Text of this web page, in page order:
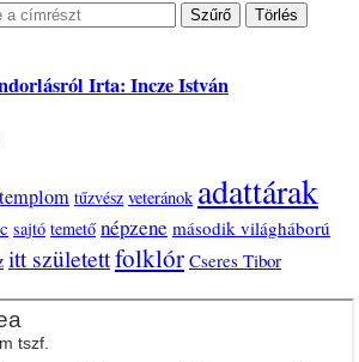
Szűrő Törlés
Irta: Incze István
templom tűzvész veteránok adattárak
sajtó temető népzene második világháború
itt születettfolklór Cseres Tibor